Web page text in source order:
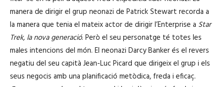
manera de dirigir el grup neonazi de Patrick Stewart recorda a
la manera que tenia el mateix actor de dirigir l’Enterprise a Star
Trek, la nova generació. Però el seu personatge té totes les
males intencions del món. El neonazi Darcy Banker és el revers
negatiu del seu capità Jean-Luc Picard que dirigeix el grup i els
seus negocis amb una planificació metòdica, freda i eficaç.